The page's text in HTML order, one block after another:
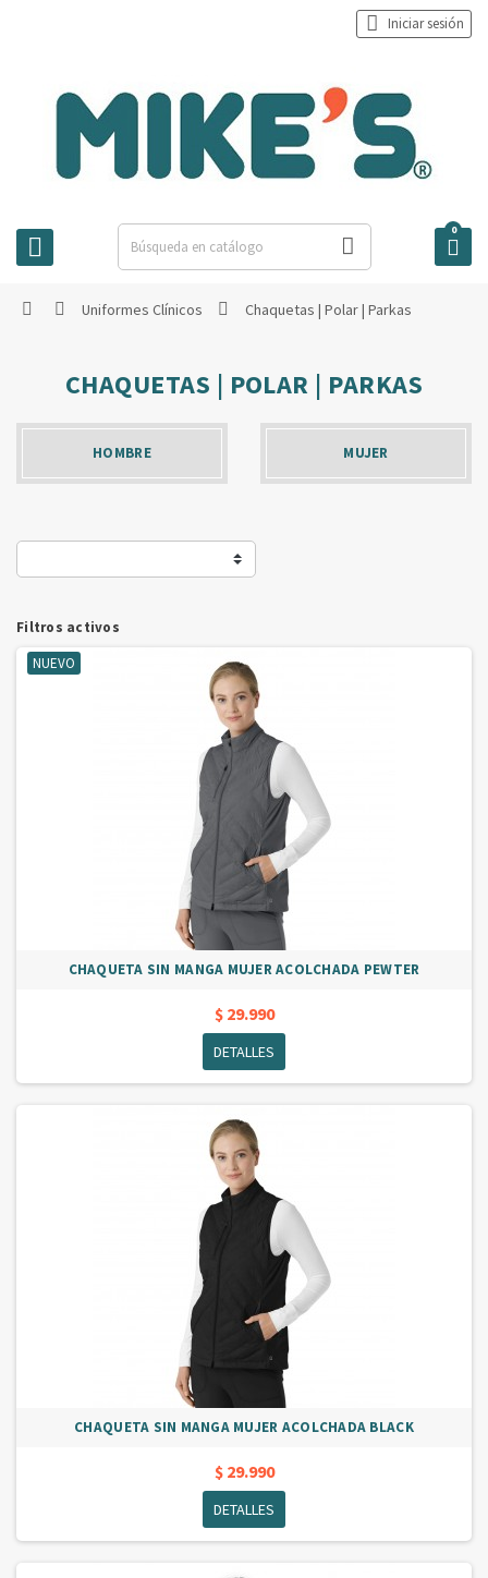
 
 Iniciar sesión

0
  Uniformes Clínicos  Chaquetas | Polar | Parkas
CHAQUETAS | POLAR | PARKAS
HOMBRE MUJER
Filtros activos
NUEVO
CHAQUETA SIN MANGA MUJER ACOLCHADA PEWTER
$ 29.990
DETALLES
CHAQUETA SIN MANGA MUJER ACOLCHADA BLACK
$ 29.990
DETALLES